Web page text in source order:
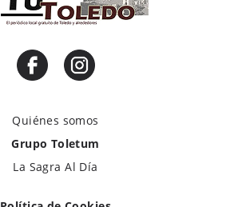
Quiénes somos
Grupo Toletum
La Sagra Al Día